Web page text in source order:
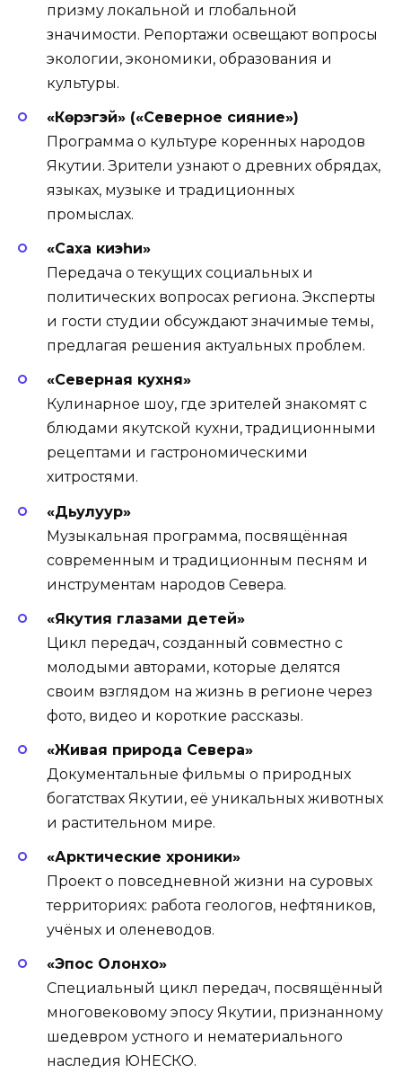
призму локальной и глобальной
значимости. Репортажи освещают вопросы
экологии, экономики, образования и
культуры.
«Күөрэгэй» («Северное сияние»)
Программа о культуре коренных народов
Якутии. Зрители узнают о древних обрядах,
языках, музыке и традиционных
промыслах.
«Саха киэһи»
Передача о текущих социальных и
политических вопросах региона. Эксперты
и гости студии обсуждают значимые темы,
предлагая решения актуальных проблем.
«Северная кухня»
Кулинарное шоу, где зрителей знакомят с
блюдами якутской кухни, традиционными
рецептами и гастрономическими
хитростями.
«Дьулуур»
Музыкальная программа, посвящённая
современным и традиционным песням и
инструментам народов Севера.
«Якутия глазами детей»
Цикл передач, созданный совместно с
молодыми авторами, которые делятся
своим взглядом на жизнь в регионе через
фото, видео и короткие рассказы.
«Живая природа Севера»
Документальные фильмы о природных
богатствах Якутии, её уникальных животных
и растительном мире.
«Арктические хроники»
Проект о повседневной жизни на суровых
территориях: работа геологов, нефтяников,
учёных и оленеводов.
«Эпос Олонхо»
Специальный цикл передач, посвящённый
многовековому эпосу Якутии, признанному
шедевром устного и нематериального
наследия ЮНЕСКО.